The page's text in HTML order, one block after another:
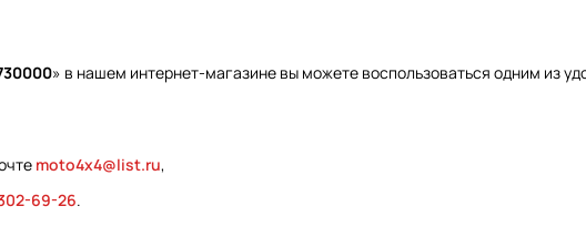
» в нашем интернет-магазине вы можете воспользоваться одним из
moto4x4@list.ru,
69-26.